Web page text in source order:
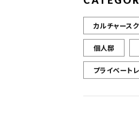
カルチャース
個人邸
プライベート